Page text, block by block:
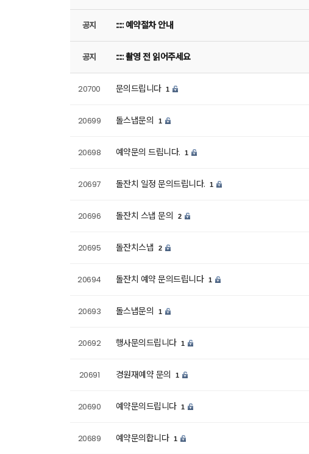
공지 ::::: 예약절차 안내
공지 ::::: 촬영 전 읽어주세요
20700 문의드립니다 1
20699 돌스냅문의 1
20698 예약문의 드립니다. 1
20697 돌잔치 일정 문의드립니다. 1
20696 돌잔치 스냅 문의 2
20695 돌잔치스냅 2
20694 돌잔치 예약 문의드립니다 1
20693 돌스냅문의 1
20692 행사문의드립니다 1
20691 경원재예약 문의 1
20690 예약문의드립니다 1
20689 예약문의합니다 1